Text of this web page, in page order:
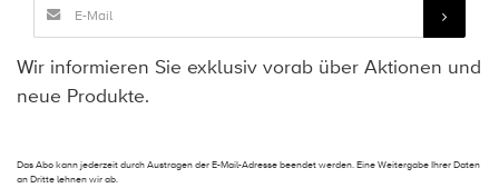
Wir informieren Sie exklusiv vorab über Aktionen und
neue Produkte.
Das Abo kann jederzeit durch Austragen der E-Mail-Adresse beendet werden. Eine Weitergabe Ihrer Daten
an Dritte lehnen wir ab.